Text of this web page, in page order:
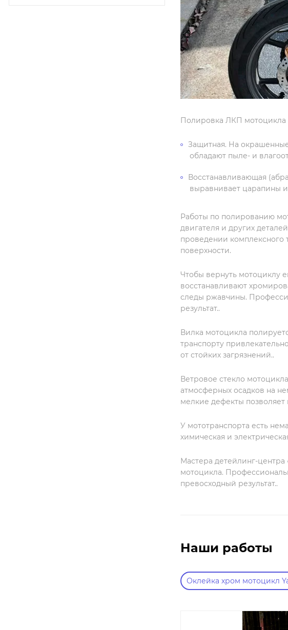
Полировка ЛКП мотоцикла
Защитная. На
обладают пыле- и
Восстанавливающая
выравнивает царапины
Работы по полированию
двигателя и других
проведении комплексного
поверхности.
Чтобы вернуть мотоциклу
восстанавливают
следы ржавчины.
результат..
Вилка мотоцикла
транспорту
от стойких загрязнений..
Ветровое стекло
атмосферных осадков на
мелкие дефекты позволяет
У мототранспорта есть
химическая и
Мастера детейлинг-
мотоцикла.
превосходный результат..
Наши работы
Оклейка хром мотоцикл